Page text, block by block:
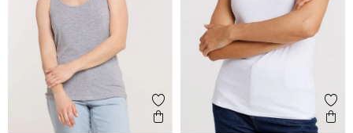
Ajouter aux favoris
Aperçu rapide